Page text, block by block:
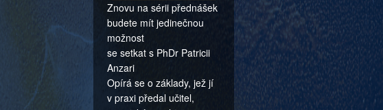
Znovu na sérii přednášek
budete mít jedinečnou
možnost
se setkat s PhDr Patricii
Anzari
Opírá se o základy, jež jí
v praxi předal učitel,